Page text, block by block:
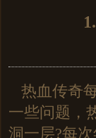
热血传奇
一些问题，
洞一层?每